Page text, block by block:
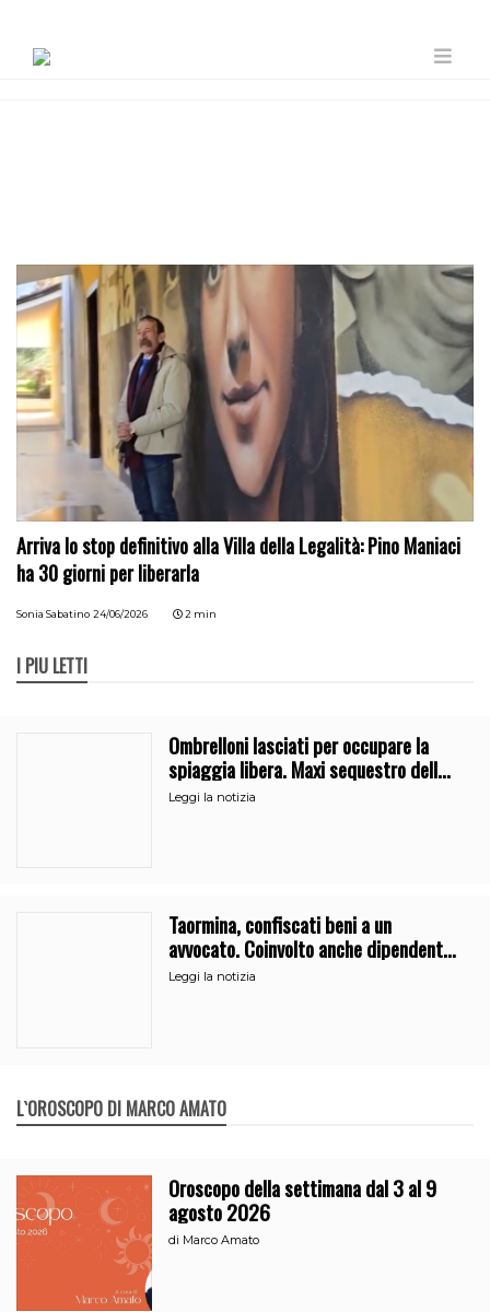
Arriva lo stop definitivo alla Villa della Legalità: Pino Maniaci
ha 30 giorni per liberarla
Sonia Sabatino 24/06/2026 2 min
I PIÙ LETTI
Ombrelloni lasciati per occupare la
spiaggia libera. Maxi sequestro della
Guardia Costiera
Leggi la notizia
Taormina, confiscati beni a un
avvocato. Coinvolto anche dipendente
del Comune
Leggi la notizia
L`OROSCOPO DI MARCO AMATO
Oroscopo della settimana dal 3 al 9
agosto 2026
di Marco Amato